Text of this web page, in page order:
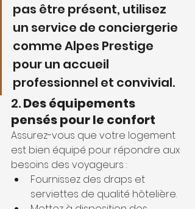
pas être présent, utilisez
un service de conciergerie
comme Alpes Prestige
pour un accueil
professionnel et convivial.
2. Des équipements
pensés pour le confort
Assurez-vous que votre logement
est bien équipé pour répondre aux
besoins des voyageurs :
Fournissez des draps et
serviettes de qualité hôtelière.